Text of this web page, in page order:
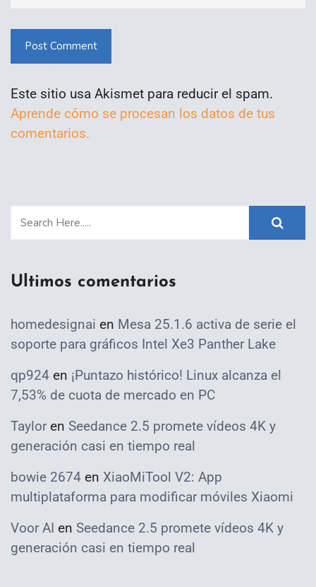
Post Comment
Este sitio usa Akismet para reducir el spam.
Aprende cómo se procesan los datos de tus
comentarios.
Ultimos comentarios
homedesignai en Mesa 25.1.6 activa de serie el
soporte para gráficos Intel Xe3 Panther Lake
qp924 en ¡Puntazo histórico! Linux alcanza el
7,53% de cuota de mercado en PC
Taylor en Seedance 2.5 promete vídeos 4K y
generación casi en tiempo real
bowie 2674 en XiaoMiTool V2: App
multiplataforma para modificar móviles Xiaomi
Voor AI en Seedance 2.5 promete vídeos 4K y
generación casi en tiempo real